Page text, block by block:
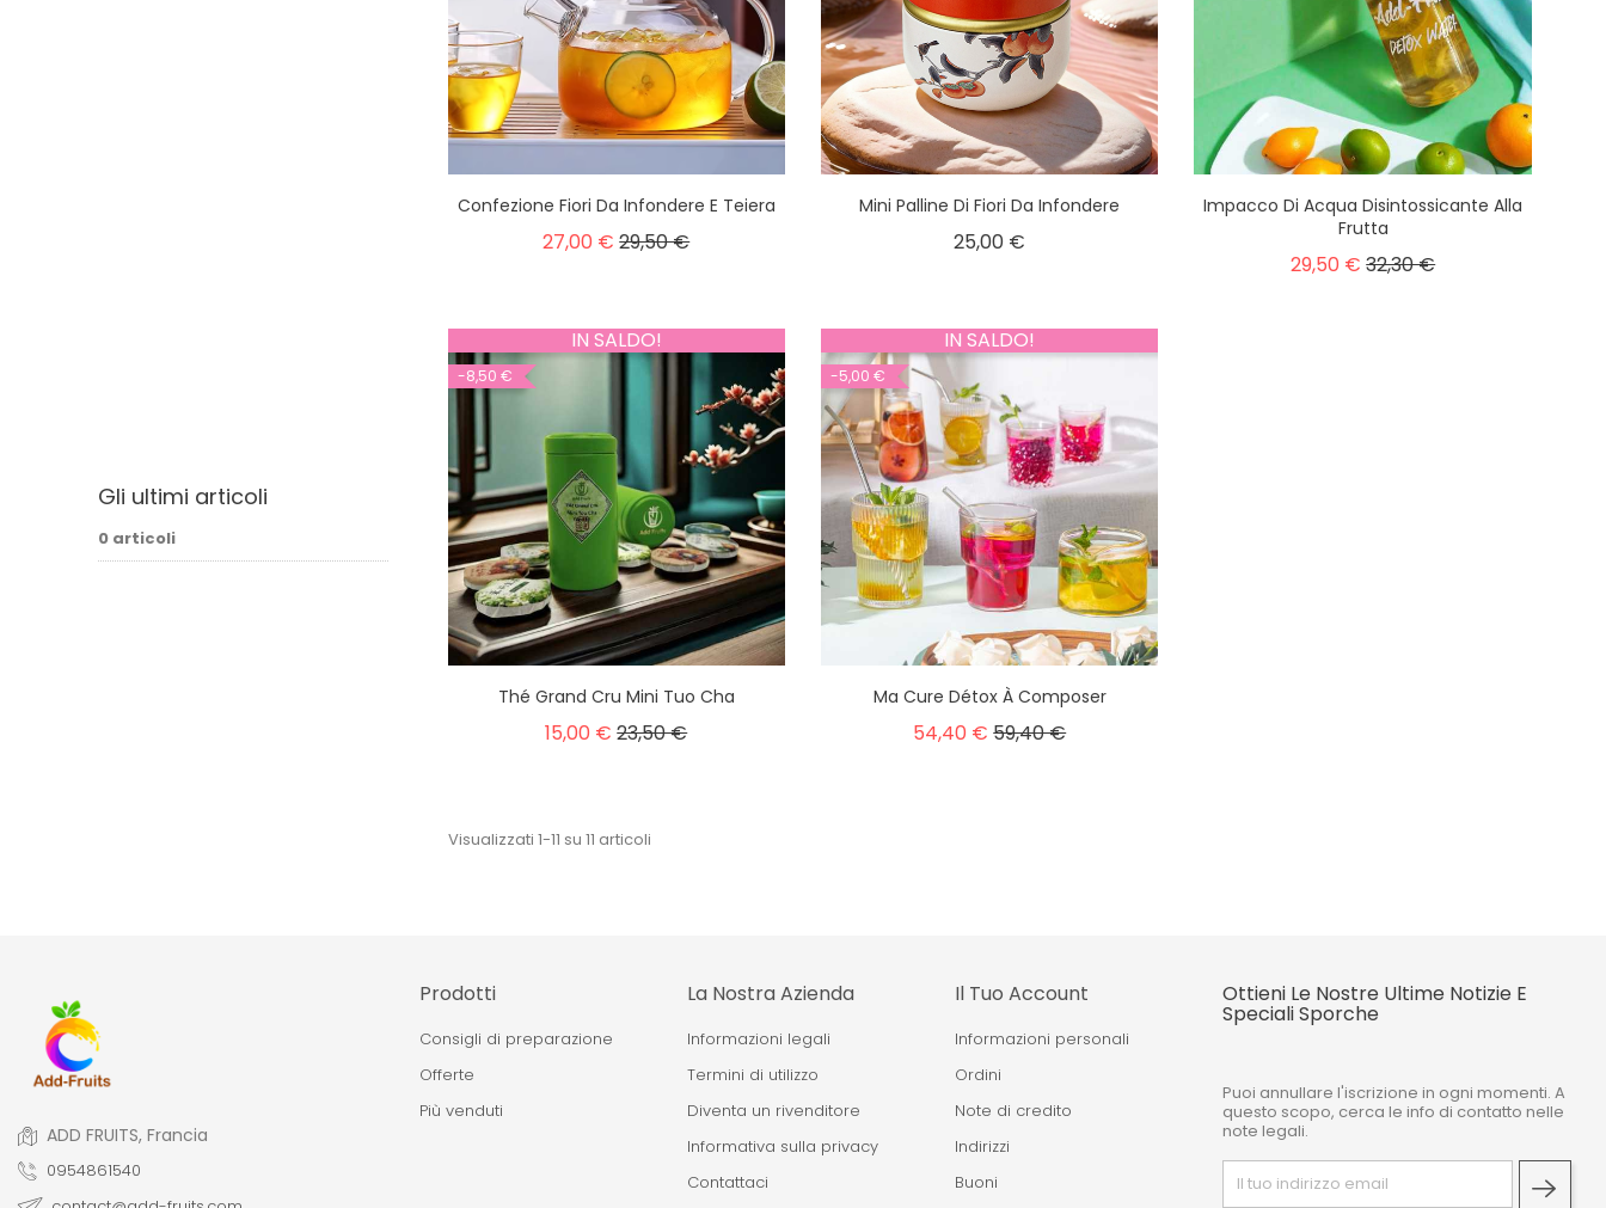
Gli ultimi articoli
0 articoli
Confezione Fiori Da Infondere E Teiera
27,00 €29,50 €
Mini Palline Di Fiori Da Infondere
25,00 €
Impacco Di Acqua Disintossicante Alla
Frutta
29,50 €32,30 €
Thé Grand Cru Mini Tuo Cha
15,00 €23,50 €
IN SALDO!
-8,50 €
Ma Cure Détox À Composer
54,40 €59,40 €
IN SALDO!
-5,00 €
Visualizzati 1-11 su 11 articoli
ADD FRUITS, Francia
0954861540
Prodotti
Consigli di preparazione
Offerte
Più venduti
La Nostra Azienda
Informazioni legali
Termini di utilizzo
Diventa un rivenditore
Informativa sulla privacy
Contattaci
Il Tuo Account
Informazioni personali
Ordini
Note di credito
Indirizzi
Buoni
Ottieni Le Nostre Ultime Notizie E
Speciali Sporche
Puoi annullare l'iscrizione in ogni momenti. A
questo scopo, cerca le info di contatto nelle
note legali.